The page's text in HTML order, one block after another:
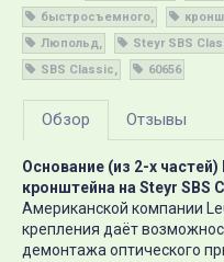
быстросъемного
Люпольд
Steyr SBS
SBS Classic
60656
Обзор Отзывы
Основание (из 2-х
кронштейна на Steyr SBS
Американской компании
крепления даёт
демонтажа оптического